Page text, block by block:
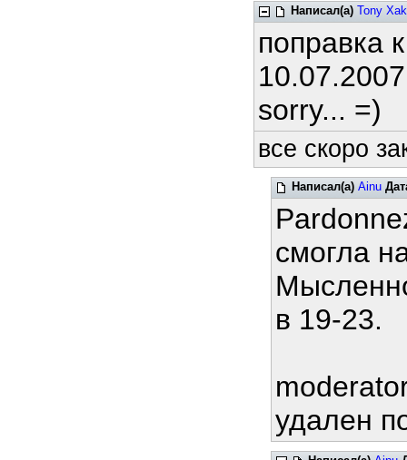
Написал(а) Tony
поправка
sorry... =)
все скоро
Написал(а) Ainu
смогла
в 19-23.
удален